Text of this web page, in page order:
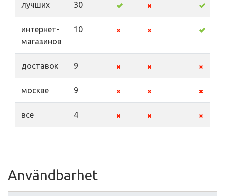
лучших 30
интернет-
магазинов
10
доставок 9
москве 9
все 4
Användbarhet